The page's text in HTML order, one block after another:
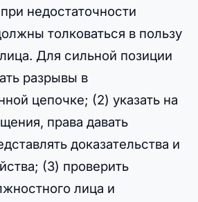
недостаточности
толковаться в пользу
Для сильной позиции
разрывы в
цепочке; (2) указать на
права давать
доказательства и
(3) проверить
лица и